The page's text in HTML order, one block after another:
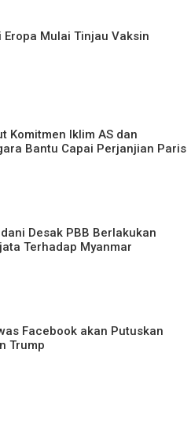
Eropa Mulai Tinjau Vaksin
Komitmen Iklim AS dan
Bantu Capai Perjanjian Paris
Desak PBB Berlakukan
Terhadap Myanmar
Facebook akan Putuskan
Trump